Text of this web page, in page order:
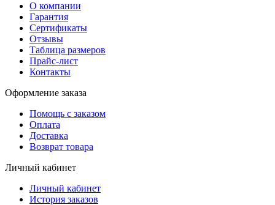
О компании
Гарантия
Сертификаты
Отзывы
Таблица размеров
Прайс-лист
Контакты
Оформление заказа
Помощь с заказом
Оплата
Доставка
Возврат товара
Личный кабинет
Личный кабинет
История заказов